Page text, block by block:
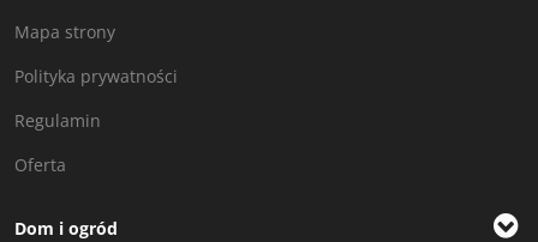
Mapa strony
Polityka prywatności
Regulamin
Oferta
Dom i ogród